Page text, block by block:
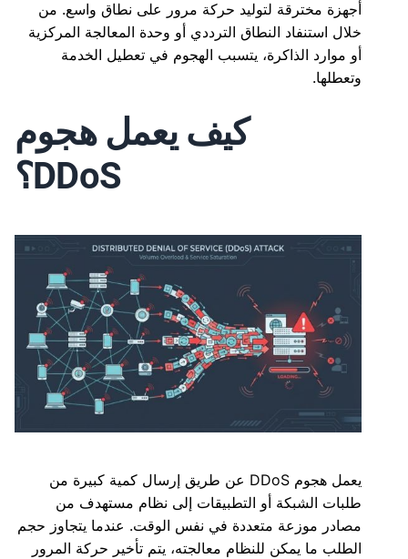
أجهزة مخترقة لتوليد حركة مرور على نطاق واسع. من
خلال استنفاد النطاق الترددي أو وحدة المعالجة المركزية
أو موارد الذاكرة، يتسبب الهجوم في تعطيل الخدمة
وتعطلها.
كيف يعمل هجوم
DDoS؟
يعمل هجوم DDoS عن طريق إرسال كمية كبيرة من
طلبات الشبكة أو التطبيقات إلى نظام مستهدف من
مصادر موزعة متعددة في نفس الوقت. عندما يتجاوز حجم
الطلب ما يمكن للنظام معالجته، يتم تأخير حركة المرور